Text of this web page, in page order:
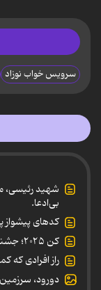
سرویس خواب نوزاد
شهید رئیسی،
بی‌ادعا.
کدهای
کن ۲۰۲۵؛ جشنواره‌ای علیه خانواده
راز افرادی که
دورود،